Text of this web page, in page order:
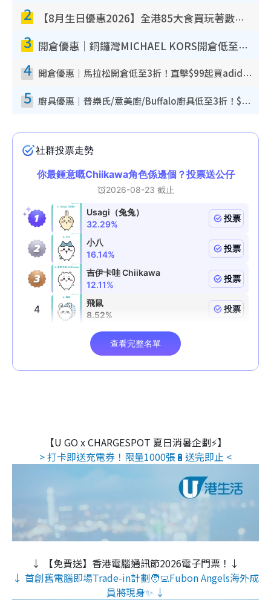
2 【8月生日優惠2026】全港85大食買玩著數攻略 自助餐/火鍋放題同行免費＋誠品/DONKI送現金券
3 開倉優惠｜銅鑼灣MICHAEL KORS開倉低至17折！直擊$500起買手袋/銀包/鞋款 必買經典Jet Set系列
4 開倉優惠｜馬拉松開倉低至3折！直擊$99起買adidas／New Balance／Puma鞋款 STANLEY保溫杯劈價至$119起
5 廚具優惠｜普樂氏/意美廚/Buffalo廚具低至3折！$89起買煎鍋／炒鑊／個人鍋 同場小家電激減至$99起
【U GO x CHARGESPOT 夏日消暑企劃⚡】
> 打卡即送充電券！限量1000張🔋送完即止 <
↓ 【免費送】香港電腦通訊節2026電子門票！↓
↓ 首創舊電腦即場Trade-in計劃🧑‍💻Fubon Angels海外成
員將現身✨ ↓